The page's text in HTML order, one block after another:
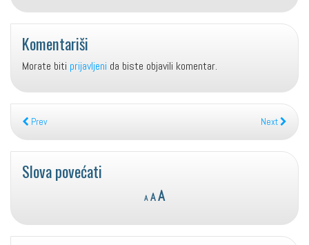
Komentariši
Morate biti prijavljeni da biste objavili komentar.
Prev Next
Slova povećati
A
Decrease
font
A Reset
size.
AIncrease
size.